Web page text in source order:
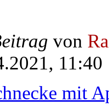
von
11:40
mit